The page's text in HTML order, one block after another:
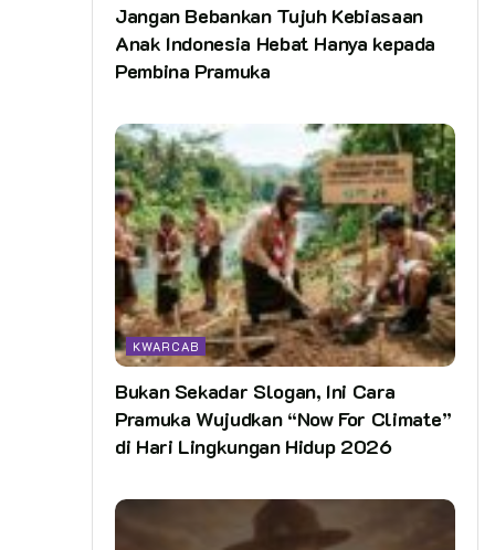
Jangan Bebankan Tujuh Kebiasaan
Anak Indonesia Hebat Hanya kepada
Pembina Pramuka
KWARCAB
Bukan Sekadar Slogan, Ini Cara
Pramuka Wujudkan “Now For Climate”
di Hari Lingkungan Hidup 2026